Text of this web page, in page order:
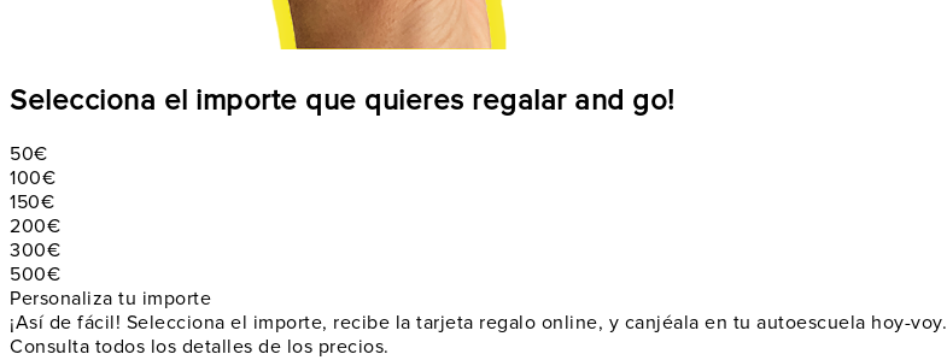
Selecciona el importe que quieres regalar and go!
50€
100€
150€
200€
300€
500€
Personaliza tu importe
¡Así de fácil! Selecciona el importe, recibe la tarjeta regalo online, y canjéala en tu autoescuela hoy-voy.
Consulta todos los detalles de los precios.